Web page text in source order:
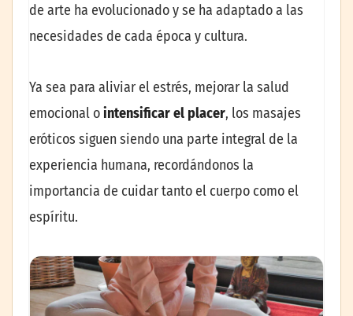
de arte ha evolucionado y se ha adaptado a las
necesidades de cada época y cultura.
Ya sea para aliviar el estrés, mejorar la salud
emocional ointensificar el placer, los masajes
eróticos siguen siendo una parte integral de la
experiencia humana, recordándonos la
importancia de cuidar tanto el cuerpo como el
espíritu.